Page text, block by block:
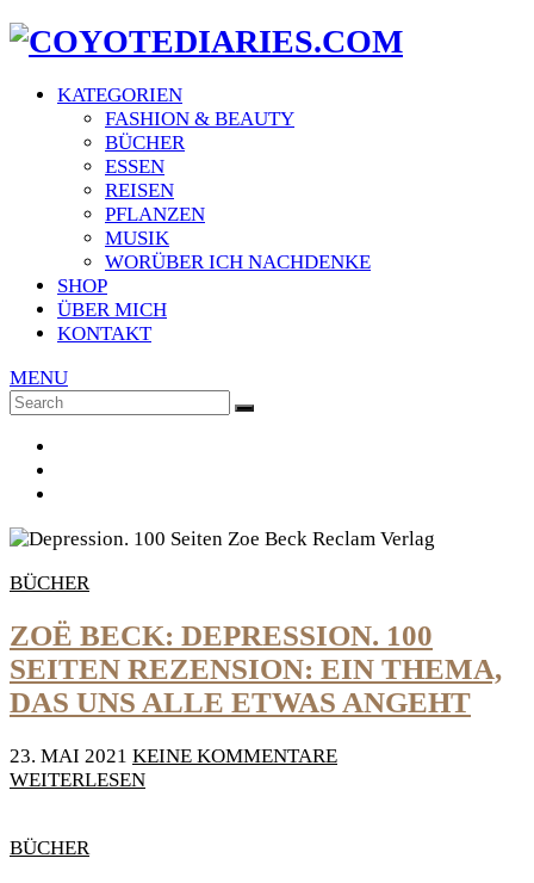
KATEGORIEN
FASHION & BEAUTY
BÜCHER
ESSEN
REISEN
PFLANZEN
MUSIK
WORÜBER ICH NACHDENKE
SHOP
ÜBER MICH
KONTAKT
MENU
Search
SEARCH
BÜCHER
ZOË BECK: DEPRESSION. 100
SEITEN REZENSION: EIN THEMA,
DAS UNS ALLE ETWAS ANGEHT
23. MAI 2021 KEINE KOMMENTARE
WEITERLESEN
BÜCHER